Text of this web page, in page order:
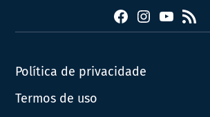
FacebookInstagram
YouTube
RSS
Política de privacidade
Termos de uso